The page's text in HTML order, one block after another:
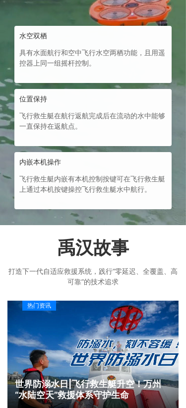
水空双栖
具有水面航行和空中飞行水空两栖功能，且用遥
控器上同一组摇杆控制。
位置保持
飞行救生艇在航行返航完成后在流动的水中能够
一直保持在返航点。
内嵌本机操作
飞行救生艇内嵌有本机控制按键可在飞行救生艇
上通过本机按键操控飞行救生艇水中航行。
禹汉故事
打造下一代自适应救援系统，践行“零延迟、全覆盖、高
可靠”的技术追求
热门资讯
世界防溺水日|飞行救生艇升空！万州
“水陆空天”救援体系守护生命